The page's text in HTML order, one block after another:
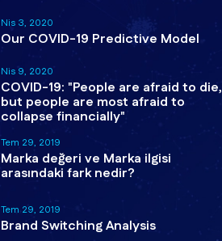
Nis 3, 2020
Our COVID-19 Predictive Model
Nis 9, 2020
COVID-19: "People are afraid to die,
but people are most afraid to
collapse financially"
Tem 29, 2019
Marka değeri ve Marka ilgisi
arasındaki fark nedir?
Tem 29, 2019
Brand Switching Analysis